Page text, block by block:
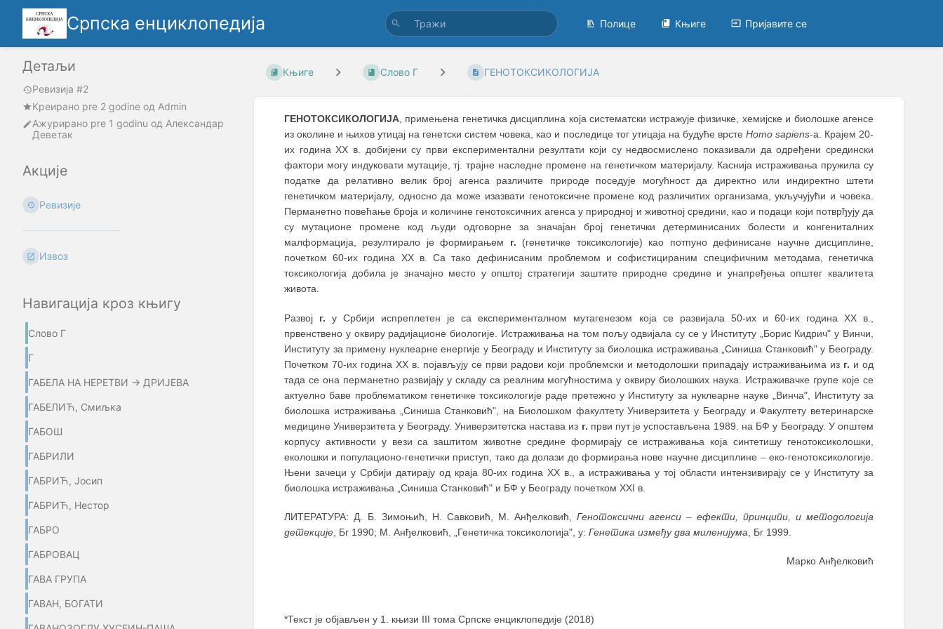
Српска енциклопедија Полице Књиге Пријавите се
Детаљи
Ревизија #2
Креирано pre 2 godine oд Admin
Ажурирано pre 1 godinu од Александар
Деветак
Акције
Ревизије
Извоз
Навигација кроз књигу
Слово Г
Г
ГАБЕЛА НА НЕРЕТВИ → ДРИЈЕВА
ГАБЕЛИЋ, Смиљка
ГАБОШ
ГАБРИЛИ
ГАБРИЋ, Јосип
ГАБРИЋ, Нестор
ГАБРО
ГАБРОВАЦ
ГАВА ГРУПА
ГАВАН, БОГАТИ
Књиге Слово Г ГЕНОТОКСИКОЛОГИЈА
ГЕНОТОКСИКОЛОГИЈА, примењена генетичка дисциплина која систематски истражује физичке, хемијске и биолошке агенсе
из околине и њихов утицај на генетски систем човека, као и последице тог утицаја на будуће врсте Homo sapiens-а. Крајем 20-
их година XX в. добијени су први експериментални резултати који су недвосмислено показивали да одређени средински
фактори могу индуковати мутације, тј. трајне наследне промене на генетичком материјалу. Каснија истраживања пружила су
податке да релативно велик број агенса различите природе поседује могућност да директно или индиректно штети
генетичком материјалу, односно да може изазвати генотоксичне промене код различитих организама, укључујући и човека.
Перманетно повећање броја и количине генотоксичних агенса у природној и животној средини, као и подаци који потврђују да
су мутационе промене код људи одговорне за значајан број генетички детерминисаних болести и конгениталних
малформација, резултирало је формирањем г. (генетичке токсикологије) као потпуно дефинисане научне дисциплине,
почетком 60-их година XX в. Са тако дефинисаним проблемом и софистицираним специфичним методама, генетичка
токсикологија добила је значајно место у општој стратегији заштите природне средине и унапређења општег квалитета
живота.
Развој г. у Србији испреплетен је са експерименталном мутагенезом која се развијала 50-их и 60-их година XX в.,
првенствено у оквиру радијационе биологије. Истраживања на том пољу одвијала су се у Институту „Борис Кидрич" у Винчи,
Институту за примену нуклеарне енергије у Београду и Институту за биолошка истраживања „Синиша Станковић" у Београду.
Почетком 70-их година XX в. појављују се први радови који проблемски и методолошки припадају истраживањима из г. и од
тада се она перманетно развијају у складу са реалним могућностима у оквиру биолошких наука. Истраживачке групе које се
актуелно баве проблематиком генетичке токсикологије раде претежно у Институту за нуклеарне науке „Винча", Институту за
биолошка истраживања „Синиша Станковић", на Биолошком факултету Универзитета у Београду и Факултету ветеринарске
медицине Универзитета у Београду. Универзитетска настава из г. први пут је успостављена 1989. на БФ у Београду. У општем
корпусу активности у вези са заштитом животне средине формирају се истраживања која синтетишу генотоксиколошки,
еколошки и популационо-генетички приступ, тако да долази до формирања нове научне дисциплине –еко-генотоксикологије.
Њени зачеци у Србији датирају од краја 80-их година XX в., а истраживања у тој области интензивирају се у Институту за
биолошка истраживања „Синиша Станковић" и БФ у Београду почетком XXI в.
ЛИТЕРАТУРА: Д. Б. Зимоњић, Н. Савковић, М. Анђелковић, Генотоксични агенси – ефекти, принципи, и методологија
детекције , Бг 1990; М. Анђелковић, „Генетичка токсикологија", у: Генетика између два миленијума , Бг 1999.
Марко Анђелковић
*Текст је објављен у 1. књизи III тома Српске енциклопедије (2018)